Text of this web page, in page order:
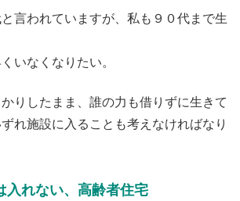
言われていますが、私も９０代まで生
いなくなりたい。
りしたまま、誰の力も借りずに生きて
れ施設に入ることも考えなければなり
入れない、高齢者住宅